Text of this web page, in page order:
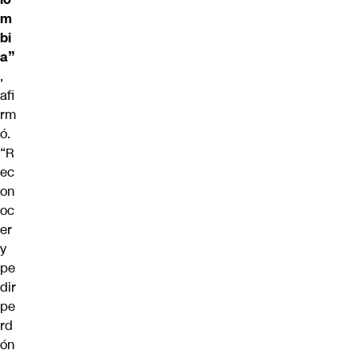
m
bi
a”
,
afi
rm
ó.
“R
ec
on
oc
er
y
pe
dir
pe
rd
ón